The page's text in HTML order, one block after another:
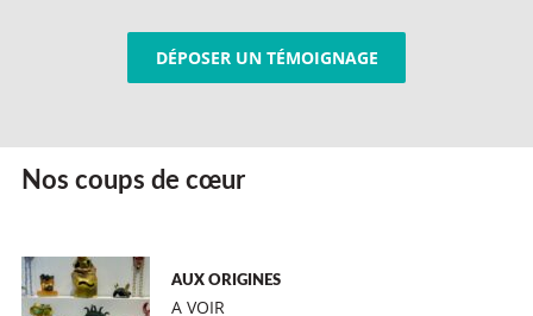
DÉPOSER UN TÉMOIGNAGE
Nos coups de cœur
AUX ORIGINES
A VOIR